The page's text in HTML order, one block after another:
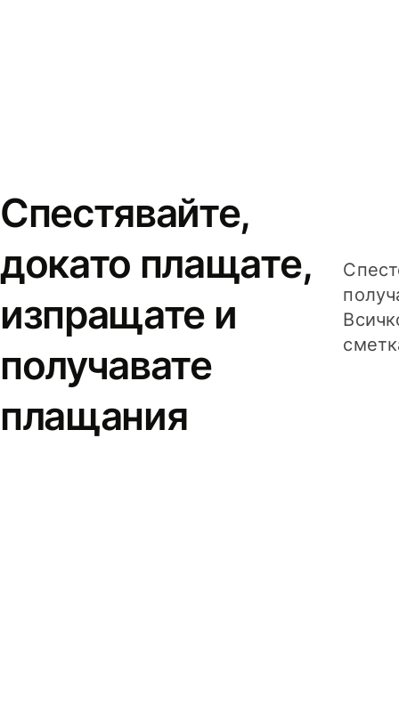
Спестявайте,
докато плащате,
изпращате и
получавате
плащания